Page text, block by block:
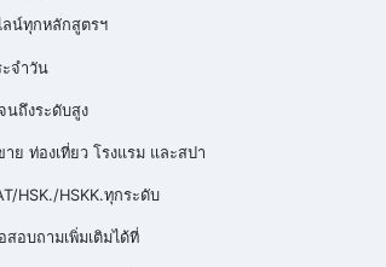
ลน์ทุกหลักสูตรฯ
จำวัน
นถึงระดับสูง
ย ท่องเที่ยว โรงแรม และสปา
HSK./HSKK.ทุกระดับ
อบถามเพิ่มเติมได้ที่